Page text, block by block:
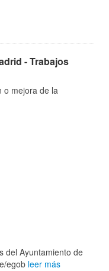
- Trabajos
o mejora de la
del Ayuntamiento de
egob leer más